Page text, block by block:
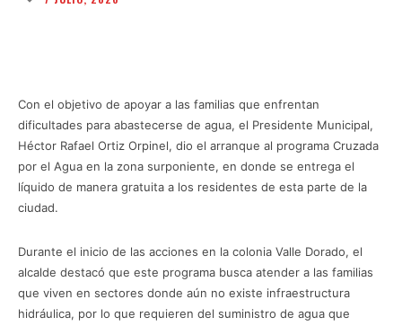
Con el objetivo de apoyar a las familias que enfrentan
dificultades para abastecerse de agua, el Presidente Municipal,
Héctor Rafael Ortiz Orpinel, dio el arranque al programa Cruzada
por el Agua en la zona surponiente, en donde se entrega el
líquido de manera gratuita a los residentes de esta parte de la
ciudad.
Durante el inicio de las acciones en la colonia Valle Dorado, el
alcalde destacó que este programa busca atender a las familias
que viven en sectores donde aún no existe infraestructura
hidráulica, por lo que requieren del suministro de agua que